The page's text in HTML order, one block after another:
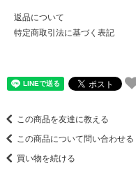
返品について
特定商取引法に基づく表記
この商品を友達に教える
この商品について問い合わせる
買い物を続ける